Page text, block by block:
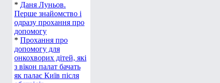
* Даня Луньов.
Перше знайомство і
одразу прохання про
допомогу
* Прохання про
допомогу для
онкохворих дітей, які
з вікон палат бачать
як палає Київ після